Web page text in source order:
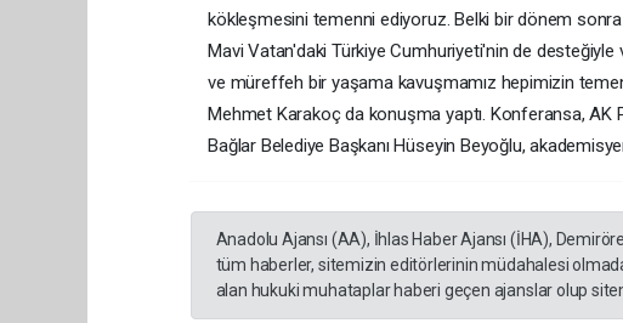
kökleşmesini temenni ediyoruz. Belki bir dönem
Mavi Vatan'daki Türkiye Cumhuriyeti'nin de
ve müreffeh bir yaşama kavuşmamız hepimizin
Mehmet Karakoç da konuşma yaptı. Konferansa, AK
Bağlar Belediye Başkanı Hüseyin Beyoğlu,
Anadolu Ajansı (AA), İhlas Haber Ajansı (İHA),
tüm haberler, sitemizin editörlerinin müdahalesi
alan hukuki muhataplar haberi geçen ajanslar olup